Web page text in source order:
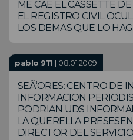
ME CAE EL CASSETTE
EL REGISTRO CIVIL
LOS DEMAS QUE LO
pablo 911 | 08.01.2009
SEÃ‘ORES: CENTRO DE
INFORMACION
PODRIAN UDS
LA QUERELLA
DIRECTOR DEL